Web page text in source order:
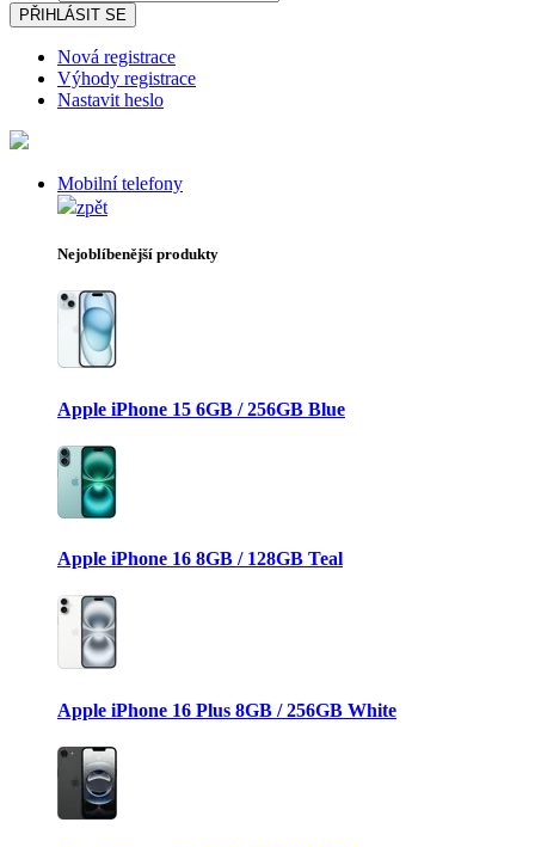
PŘIHLÁSIT SE
Nová registrace
Výhody registrace
Nastavit heslo
Mobilní telefony
zpět
Nejoblíbenější produkty
Apple iPhone 15 6GB / 256GB Blue
Apple iPhone 16 8GB / 128GB Teal
Apple iPhone 16 Plus 8GB / 256GB White